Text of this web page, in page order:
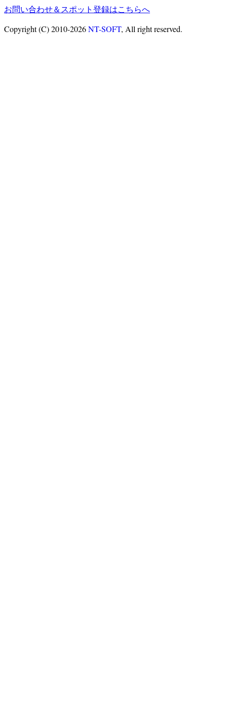
お問い合わせ＆スポット登録はこちらへ
Copyright (C) 2010-2026NT-SOFT, All right reserved.